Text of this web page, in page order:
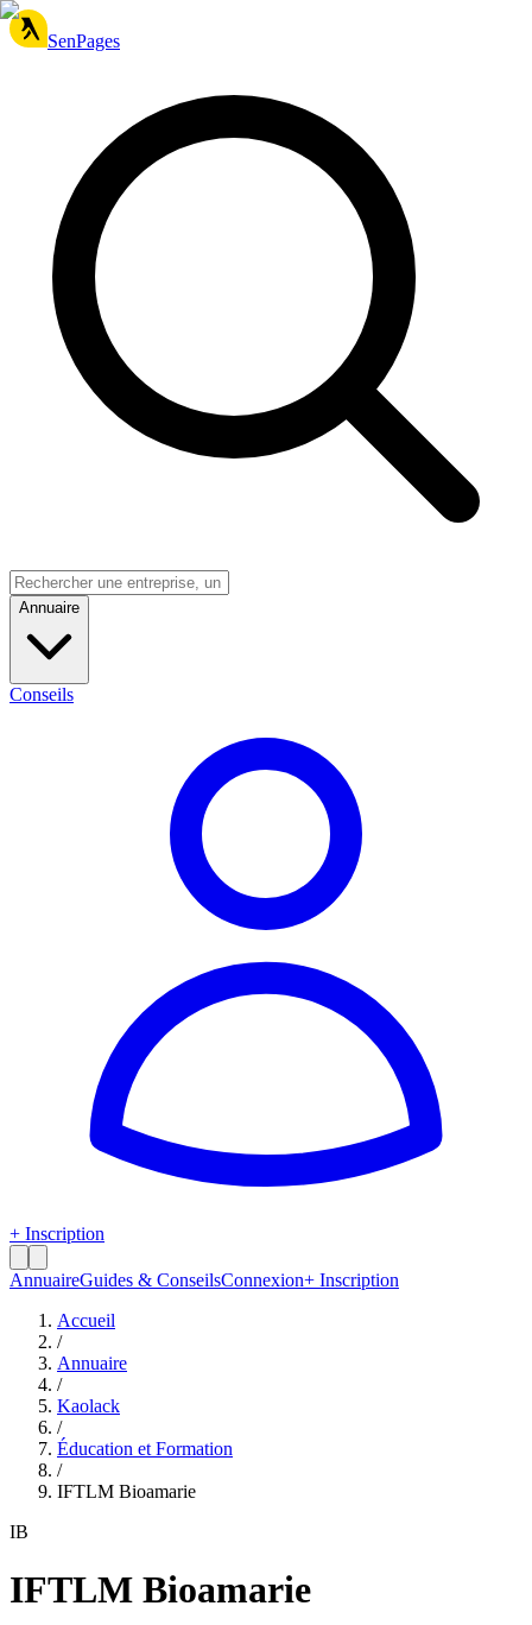
SenPages
Annuaire
Conseils
+ Inscription
AnnuaireGuides & ConseilsConnexion+ Inscription
Accueil
/
Annuaire
/
Kaolack
/
Éducation et Formation
/
IFTLM Bioamarie
IB
IFTLM Bioamarie